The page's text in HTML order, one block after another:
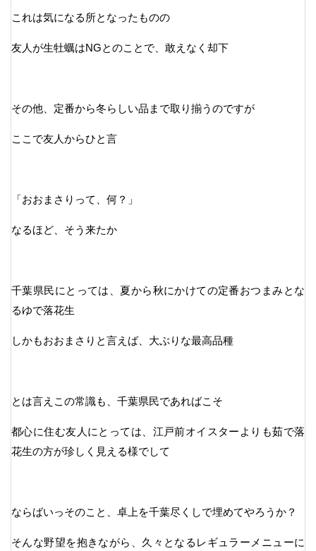
これは気になる所となったものの
友人が生牡蠣はNGとのことで、敢えなく却下
その他、定番から冬らしい品まで取り揃うのですが
ここで友人からひと言
「おおまさりって、何？」
なるほど、そう来たか
千葉県民にとっては、夏から秋にかけての定番おつまみとな
るゆで落花生
しかもおおまさりと言えば、大ぶりな最高品種
とは言えこの常識も、千葉県民であればこそ
都心に住む友人にとっては、江戸前オイスターよりも茹で落
花生の方が珍しく見える様でして
ならばいっそのこと、卓上を千葉尽くしで埋めてやろうか？
そんな野望を抱きながら、久々となるレギュラーメニューに